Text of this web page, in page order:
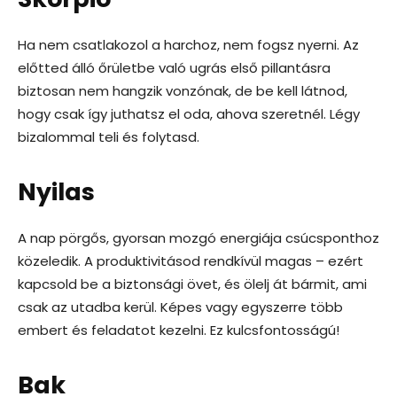
Ha nem csatlakozol a harchoz, nem fogsz nyerni. Az
előtted álló őrületbe való ugrás első pillantásra
biztosan nem hangzik vonzónak, de be kell látnod,
hogy csak így juthatsz el oda, ahova szeretnél. Légy
bizalommal teli és folytasd.
Nyilas
A nap pörgős, gyorsan mozgó energiája csúcsponthoz
közeledik. A produktivitásod rendkívül magas – ezért
kapcsold be a biztonsági övet, és ölelj át bármit, ami
csak az utadba kerül. Képes vagy egyszerre több
embert és feladatot kezelni. Ez kulcsfontosságú!
Bak